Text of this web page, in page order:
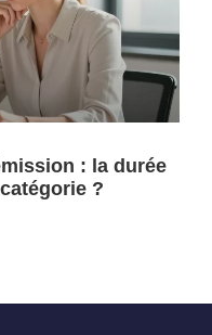
: la durée
?